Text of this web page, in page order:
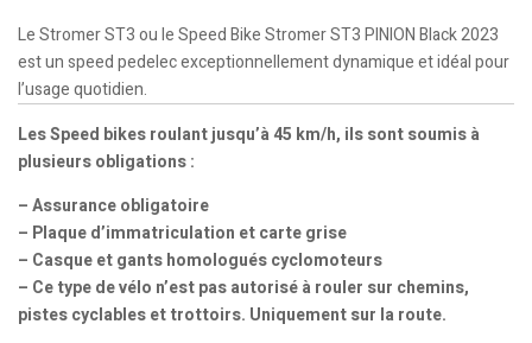
Le Stromer ST3 ou le Speed Bike Stromer ST3 PINION Black 2023
est un speed pedelec exceptionnellement dynamique et idéal pour
l’usage quotidien.
Les Speed bikes roulant jusqu’à 45 km/h, ils sont soumis à
plusieurs obligations :
– Assurance obligatoire
– Plaque d’immatriculation et carte grise
– Casque et gants homologués cyclomoteurs
– Ce type de vélo n’est pas autorisé à rouler sur chemins,
pistes cyclables et trottoirs. Uniquement sur la route.